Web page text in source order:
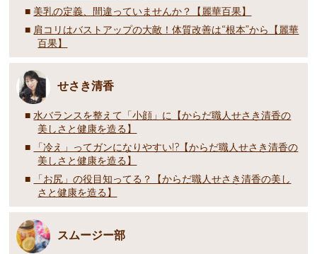
美乳の定義、間違っていませんか？【麗華百果】
肩コリはバストアップの大敵！体質改善は“根本”から【麗華
百果】
せさき清香
水バランスを整えて「小顔」に【からだ職人せさき清香の
美しさと健康を造る】
「冷え」ってガンになりやすい!?【からだ職人せさき清香の
美しさと健康を造る】
「お尻」の役目知ってる？【からだ職人せさき清香の美し
さと健康を造る】
スムージー部